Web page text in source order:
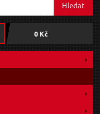
Hledat
0 Kč